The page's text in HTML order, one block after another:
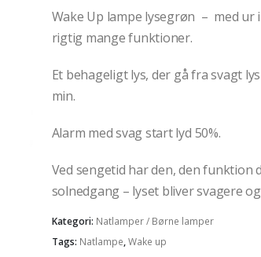
Wake Up lampe lysegrøn – med ur
rigtig mange funktioner.
Et behageligt lys, der gå fra svagt
min.
Alarm med svag start lyd 50%.
Ved sengetid har den, den funktion
solnedgang – lyset bliver svagere
Kategori: Natlamper / Børne lamper
Tags: Natlampe,Wake up